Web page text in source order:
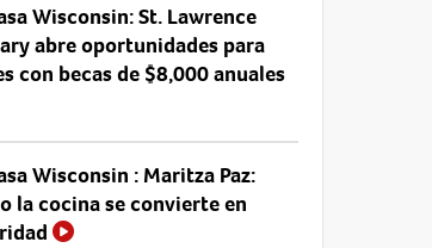
Wisconsin: St. Lawrence
abre oportunidades para
con becas de $8,000 anuales
Wisconsin : Maritza Paz:
la cocina se convierte en